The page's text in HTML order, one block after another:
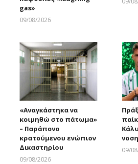
gas»
09/08/2026
«Αναγκάστηκα να
κοιμηθώ στο πάτωμα»
– Παράπονο
κρατούμενου ενώπιον
Δικαστηρίου
09/08/2026
09/